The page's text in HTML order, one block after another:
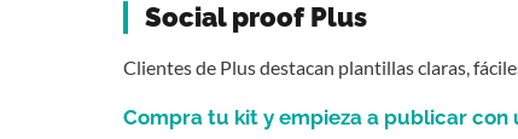
Social proof Plus
Clientes de Plusdestacan plantillas claras,
Compra tu kit y empieza a publicar con